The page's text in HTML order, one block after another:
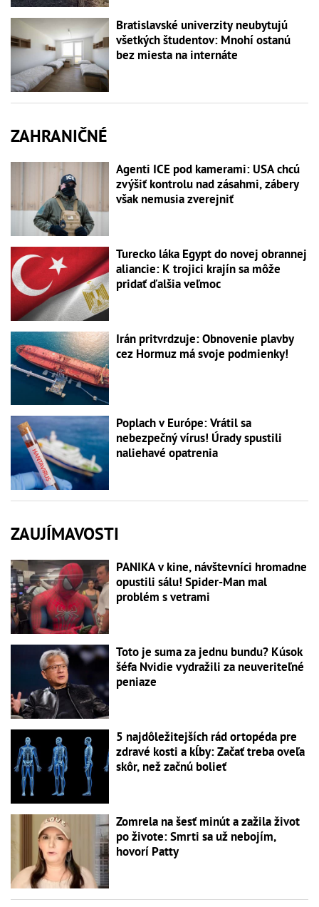
Bratislavské univerzity neubytujú
všetkých študentov: Mnohí ostanú
bez miesta na internáte
ZAHRANIČNÉ
Agenti ICE pod kamerami: USA chcú
zvýšiť kontrolu nad zásahmi, zábery
však nemusia zverejniť
Turecko láka Egypt do novej obrannej
aliancie: K trojici krajín sa môže
pridať ďalšia veľmoc
Irán pritvrdzuje: Obnovenie plavby
cez Hormuz má svoje podmienky!
Poplach v Európe: Vrátil sa
nebezpečný vírus! Úrady spustili
naliehavé opatrenia
ZAUJÍMAVOSTI
PANIKA v kine, návštevníci hromadne
opustili sálu! Spider-Man mal
problém s vetrami
Toto je suma za jednu bundu? Kúsok
šéfa Nvidie vydražili za neuveriteľné
peniaze
5 najdôležitejších rád ortopéda pre
zdravé kosti a kĺby: Začať treba oveľa
skôr, než začnú bolieť
Zomrela na šesť minút a zažila život
po živote: Smrti sa už nebojím,
hovorí Patty